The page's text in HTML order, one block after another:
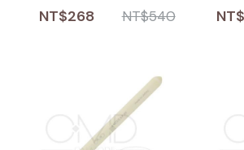
NT$268
NT$540